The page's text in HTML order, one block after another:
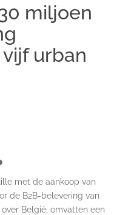
miljoen
urban
met de aankoop van
de B2B-belevering van
België, omvatten een